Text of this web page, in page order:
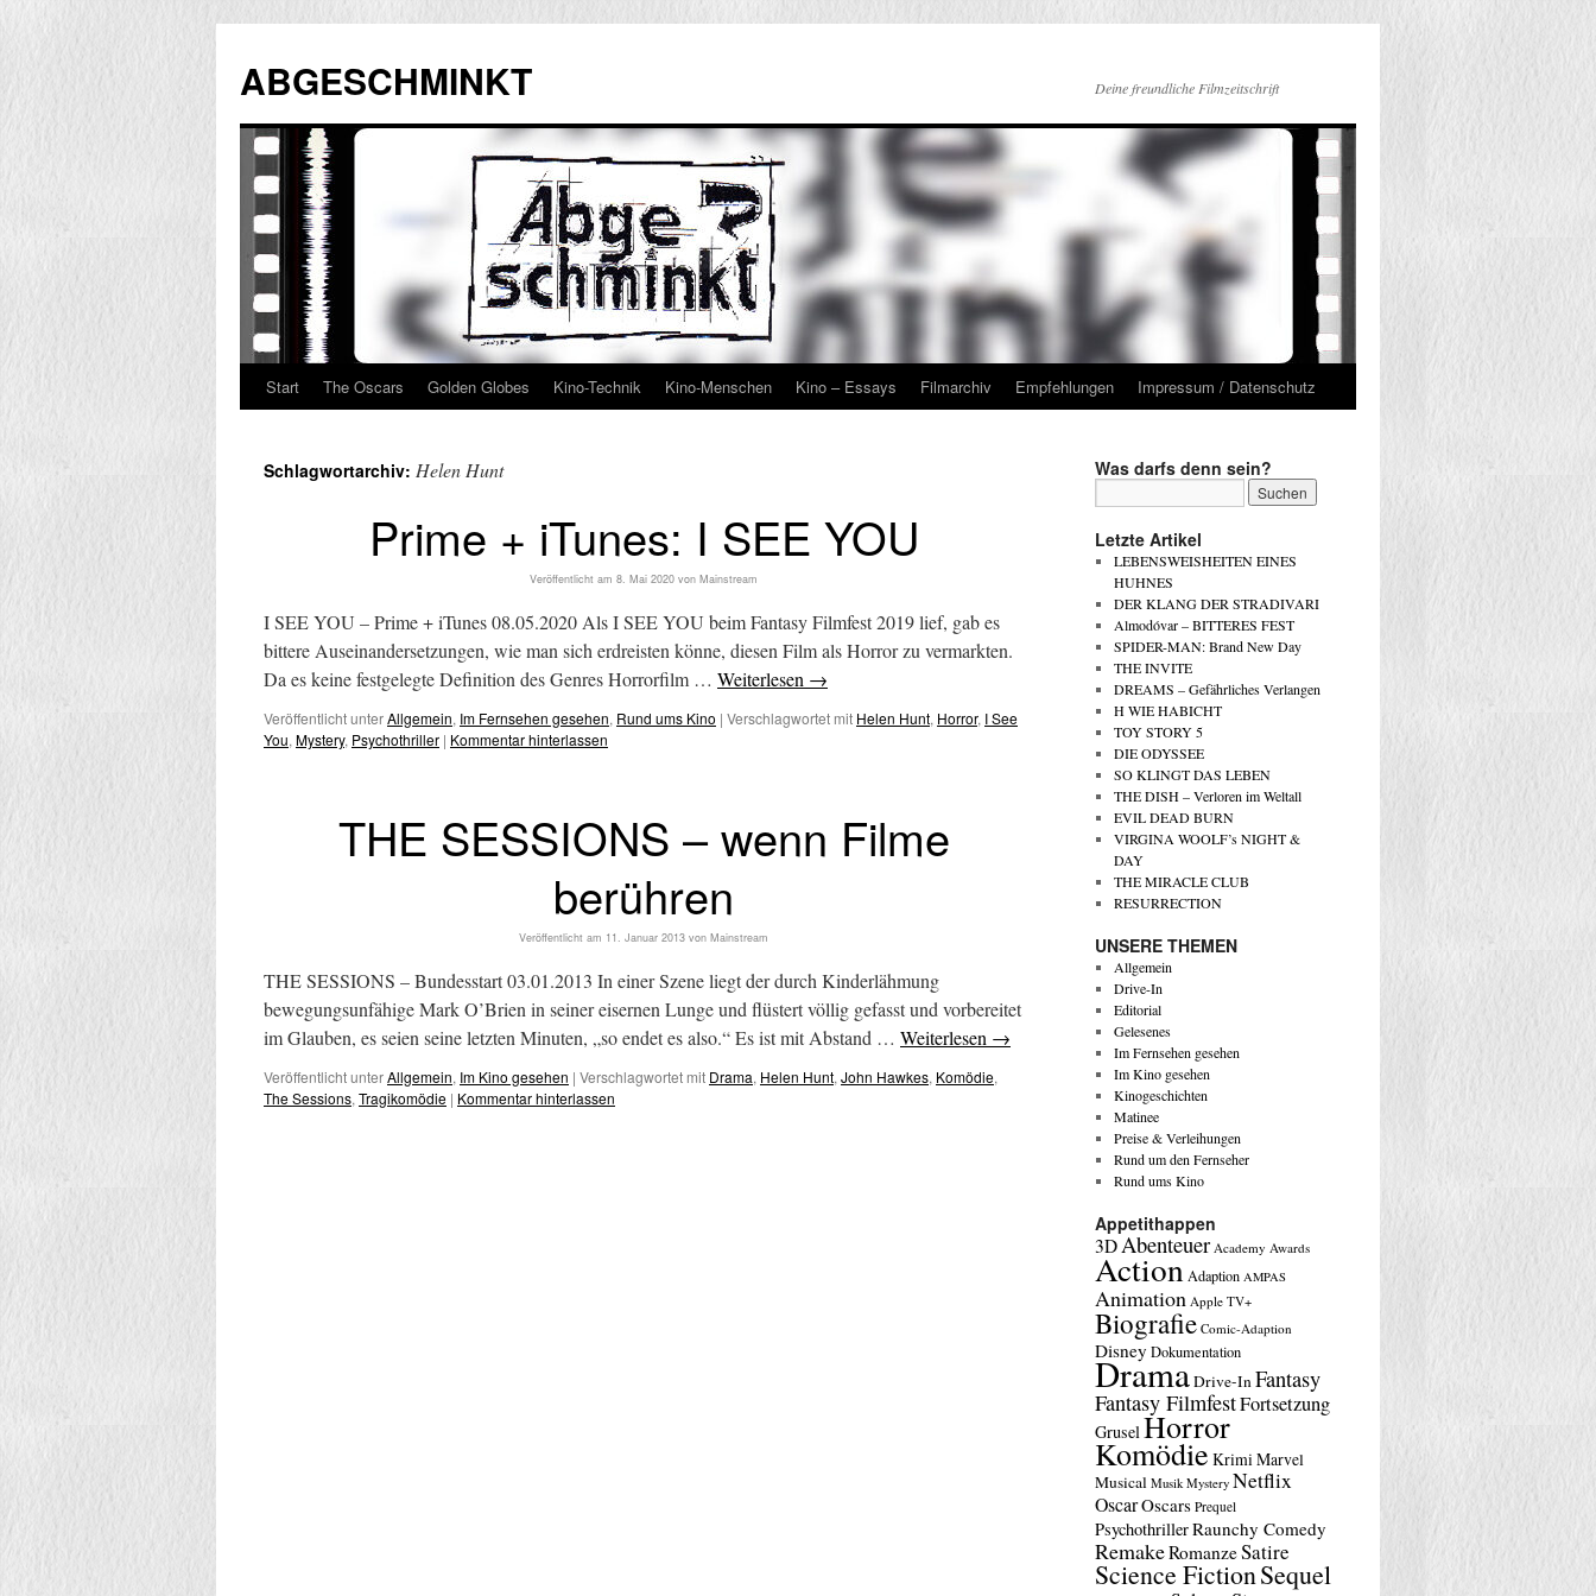
springen
ABGESCHMINKT Deine freundliche Filmzeitschrift
Start The Oscars Golden Globes Kino-Technik Kino-Menschen Kino – Essays Filmarchiv Empfehlungen Impressum / Datenschutz
Schlagwortarchiv: Helen Hunt
Prime + iTunes: I SEE YOU
Veröffentlicht am 8. Mai 2020 von Mainstream
I SEE YOU – Prime + iTunes 08.05.2020 Als I SEE YOU beim Fantasy Filmfest 2019 lief, gab es
bittere Auseinandersetzungen, wie man sich erdreisten könne, diesen Film als Horror zu vermarkten.
Da es keine festgelegte Definition des Genres Horrorfilm … Weiterlesen →
Veröffentlicht unterAllgemein, Im Fernsehen gesehen, Rund ums Kino | Verschlagwortet mit Helen Hunt, Horror, I See
You, Mystery, Psychothriller | Kommentar hinterlassen
THE SESSIONS – wenn Filme
berühren
Veröffentlicht am 11. Januar 2013 von Mainstream
THE SESSIONS – Bundesstart 03.01.2013 In einer Szene liegt der durch Kinderlähmung
bewegungsunfähige Mark O’Brien in seiner eisernen Lunge und flüstert völlig gefasst und vorbereitet
im Glauben, es seien seine letzten Minuten, „so endet es also.“ Es ist mit Abstand … Weiterlesen →
Veröffentlicht unterAllgemein, Im Kino gesehen | Verschlagwortet mit Drama, Helen Hunt, John Hawkes, Komödie,
The Sessions, Tragikomödie | Kommentar hinterlassen
Was darfs denn sein?
Letzte Artikel
LEBENSWEISHEITEN EINES
HUHNES
DER KLANG DER STRADIVARI
Almodóvar – BITTERES FEST
SPIDER-MAN: Brand New Day
THE INVITE
DREAMS – Gefährliches Verlangen
H WIE HABICHT
TOY STORY 5
DIE ODYSSEE
SO KLINGT DAS LEBEN
THE DISH – Verloren im Weltall
EVIL DEAD BURN
VIRGINA WOOLF’s NIGHT &
DAY
THE MIRACLE CLUB
RESURRECTION
UNSERE THEMEN
Allgemein
Drive-In
Editorial
Gelesenes
Im Fernsehen gesehen
Im Kino gesehen
Kinogeschichten
Matinee
Preise & Verleihungen
Rund um den Fernseher
Rund ums Kino
Appetithappen
3DAbenteuer Academy Awards
Action Adaption AMPAS
Animation Apple TV+
Biografie Comic-Adaption
Disney Dokumentation
DramaDrive-InFantasy
Fantasy FilmfestFortsetzung
GruselHorror
Komödie KrimiMarvel
Musical Musik Mystery Netflix
OscarOscars Prequel
PsychothrillerRaunchy Comedy
RemakeRomanzeSatire
Science FictionSequel